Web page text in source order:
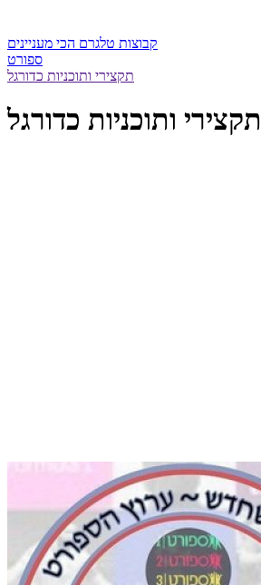
קבוצות טלגרם הכי מעניינים
ספורט
תקצירי ותוכניות כדורגל
תקצירי ותוכניות כדורגל